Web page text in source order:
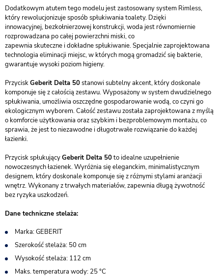
Dodatkowym atutem tego modelu jest zastosowany system Rimless,
który rewolucjonizuje sposób spłukiwania toalety. Dzięki
innowacyjnej, bezkołnierzowej konstrukcji, woda jest równomiernie
rozprowadzana po całej powierzchni miski, co
zapewnia skuteczne i dokładne spłukiwanie. Specjalnie zaprojektowana
technologia eliminacji miejsc, w których mogą gromadzić się bakterie,
gwarantuje wysoki poziom higieny.
PrzyciskGeberit Delta 50stanowi subtelny akcent, który doskonale
komponuje się z całością zestawu. Wyposażony w system dwudzielnego
spłukiwania, umożliwia oszczędne gospodarowanie wodą, co czyni go
ekologicznym wyborem. Całość zestawu została zaprojektowana z myślą
o komforcie użytkowania oraz szybkim i bezproblemowym montażu, co
sprawia, że jest to niezawodne i długotrwałe rozwiązanie do każdej
łazienki.
Przycisk spłukującyGeberit Delta 50to idealne uzupełnienie
nowoczesnych łazienek. Wyróżnia się eleganckim, minimalistycznym
designem, który doskonale komponuje się z różnymi stylami aranżacji
wnętrz. Wykonany z trwałych materiałów, zapewnia długą żywotność
bez ryzyka uszkodzeń.
Dane techniczne stelaża:
Marka: GEBERIT
Szerokość stelaża: 50 cm
Wysokość stelaża: 112 cm
Maks. temperatura wody: 25 °C